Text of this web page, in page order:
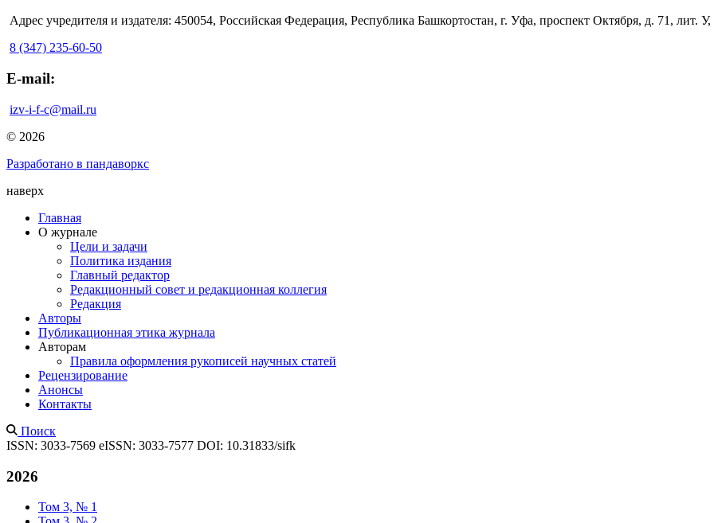
Адрес учредителя и издателя: 450054, Российская Федерация, Республика Башкортостан, г. Уфа, проспект Октября, д. 71, лит.
8 (347) 235-60-50
E-mail:
izv-i-f-c@mail.ru
© 2026
Разработано в пандаворкс
наверх
Главная
О журнале
Цели и задачи
Политика издания
Главный редактор
Редакционный совет и редакционная коллегия
Редакция
Авторы
Публикационная этика журнала
Авторам
Правила оформления рукописей научных статей
Рецензирование
Анонсы
Контакты
Поиск
ISSN: 3033-7569 eISSN: 3033-7577 DOI: 10.31833/sifk
2026
Том 3, № 1